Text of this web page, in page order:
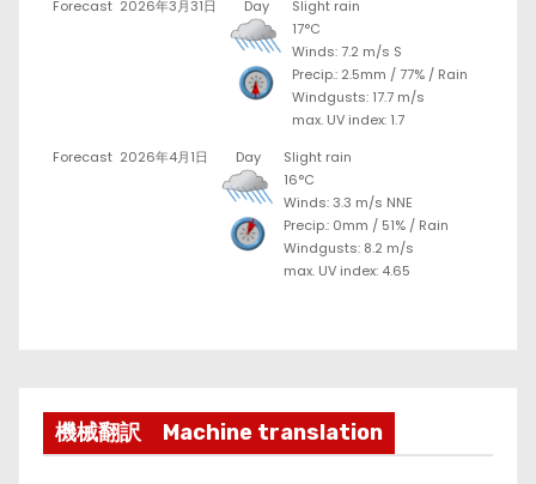
Forecast 2026年3月31日 Day
Slight rain
17°C
Winds: 7.2 m/s S
Precip.: 2.5mm /77% / Rain
Windgusts: 17.7 m/s
max. UV index: 1.7
Forecast 2026年4月1日 Day
Slight rain
16°C
Winds: 3.3 m/s NNE
Precip.: 0mm / 51% / Rain
Windgusts: 8.2 m/s
max. UV index: 4.65
機械翻訳 Machine translation